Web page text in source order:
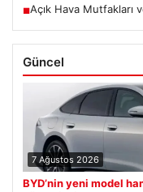
■Açık Hava Mutfakları
Güncel
7 Ağustos 2026
BYD’nin yeni model